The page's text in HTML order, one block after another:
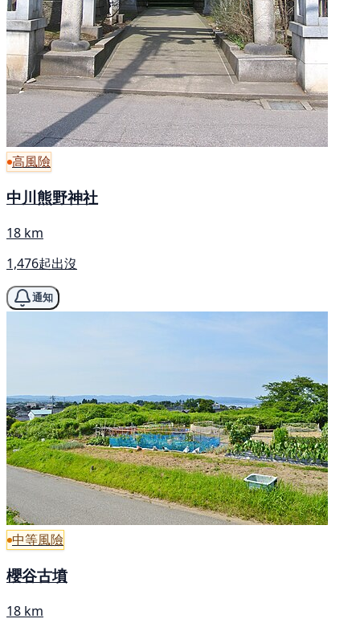
高風險
中川熊野神社
18 km
1,476起出沒
通知
中等風險
櫻谷古墳
18 km